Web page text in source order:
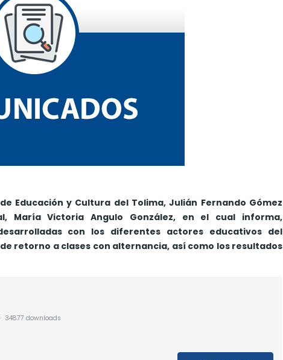
Educación y Cultura del Tolima, Julián Fernando Gómez
María Victoria Angulo González, en el cual informa,
con los diferentes actores educativos del
retorno a clases con alternancia, así como los resultados
34877 downloads